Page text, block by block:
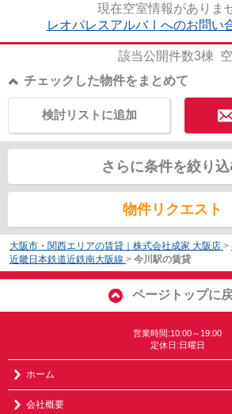
現在空室情報がありま
レオパレスアルバⅠへのお問い
該当公開件数3棟
チェックした物件をまとめて
検討リストに追加
さらに条件を絞り
物件リクエスト
大阪市・関西エリアの賃貸｜株式会社成家 大阪店 >
近畿日本鉄道近鉄南大阪線 > 今川駅の賃貸
ページトップに
営業時間:10:00～19:00
定休日:日曜日
ホーム
会社概要